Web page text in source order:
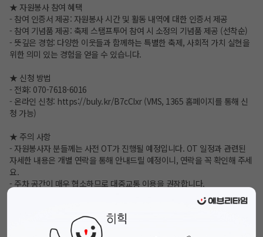
★ 자원봉사 참여 혜택
- 참여 인증서 제공: 자원봉사 시간 및 활동 내역에 대한 인증서 제공
- 참여 기념품 제공: 축제 스탬프투어 참여 시 소정의 기념품 제공 (선착순)
- 뜻깊은 경험: 다양한 이웃들과 함께하는 특별한 축제, 사회적 가치 실현을
위한 의미 있는 경험을 얻을 수 있습니다.
★ 신청 방법
- 전화: 070-7618-6016
- 온라인 신청: https://buly.kr/B7cCIxr(VMS, 1365 홈페이지를 통해 신
청 가능)
★ 주의 사항
- 자원봉사자 분들께는 사전 OT가 진행될 예정입니다. OT 일정과 관련된
자세한 내용은 개별 연락을 통해 안내드릴 예정이니, 연락을 꼭 확인해 주세
요.
- 주차 공간이 매우 협소하므로 대중교통 이용을 권장합니다.
많은 분들의 적극적인 참여를 기다립니다. 함께 지구를 지키는 작은 실천에
동참하여 행복한 축제를 만들어가요!